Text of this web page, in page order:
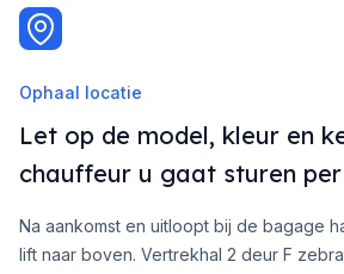
Ophaal locatie
Let op de model, kleur en
chauffeur u gaat sturen per
Na aankomst en uitloopt bij de bagage
lift naar boven. Vertrekhal 2 deur F